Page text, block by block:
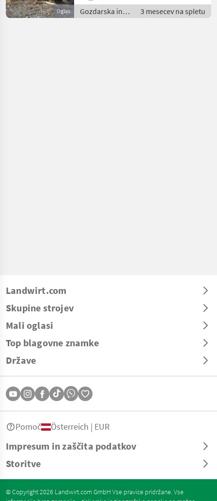
Oglas
Gozdarska in
lesarska
3 mesecev na spletu
Landwirt.com
Skupine strojev
Mali oglasi
Top blagovne znamke
Države
Impresum in zaščita podatkov
Storitve
Pomoč Österreich | EUR
© Copyright 2026 Landwirt.com GmbH Vse pravice pridržane. Vse